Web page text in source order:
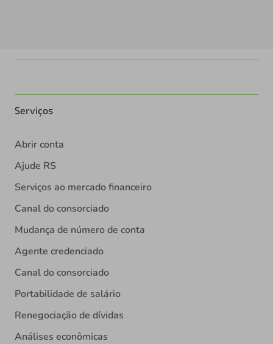
Serviços
Abrir conta
Ajude RS
Serviços ao mercado financeiro
Canal do consorciado
Mudança de número de conta
Agente credenciado
Canal do consorciado
Portabilidade de salário
Renegociação de dívidas
Análises econômicas